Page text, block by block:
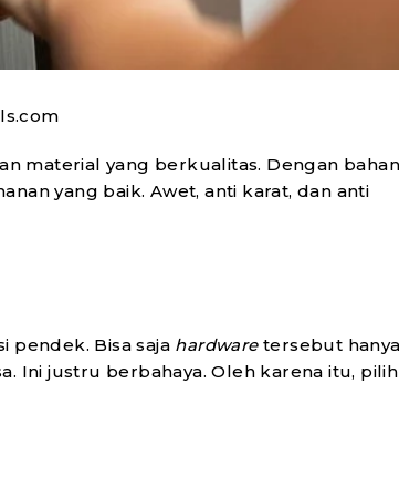
material yang berkualitas. Dengan bahan
yang baik. Awet, anti karat, dan anti
pendek. Bisa saja hardwaretersebut
Ini justru berbahaya. Oleh karena itu,